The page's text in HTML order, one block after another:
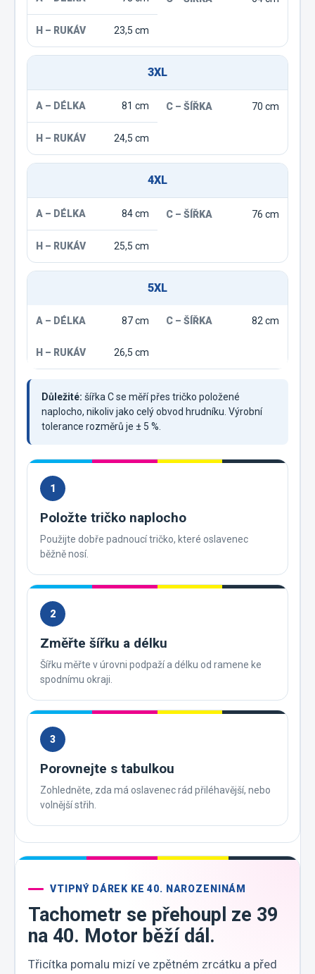
23,5 cm
3XL
81 cm 70 cm
24,5 cm
4XL
84 cm 76 cm
25,5 cm
5XL
87 cm 82 cm
26,5 cm
Důležité: šířka C se měří přes tričko položené
naplocho, nikoliv jako celý obvod hrudníku. Výrobní
tolerance rozměrů je ± 5 %.
1
Položte tričko naplocho
Použijte dobře padnoucí tričko, které oslavenec
běžně nosí.
2
Změřte šířku a délku
Šířku měřte v úrovni podpaží a délku od ramene ke
spodnímu okraji.
3
Porovnejte s tabulkou
Zohledněte, zda má oslavenec rád přiléhavější, nebo
volnější střih.
VTIPNÝ DÁREK KE 40. NAROZENINÁM
Tachometr se přehoupl ze 39
na 40. Motor běží dál.
Třicítka pomalu mizí ve zpětném zrcátku a před